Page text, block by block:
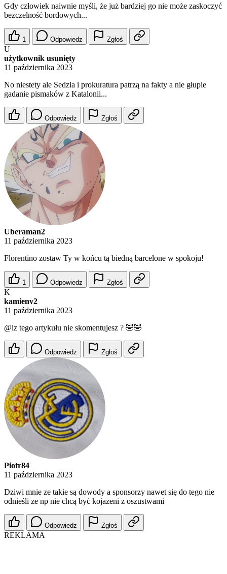
Gdy człowiek naiwnie myśli, że już bardziej go nie może zaskoczyć
bezczelność bordowych...
1 Odpowiedz Zgłoś
U
użytkownik usunięty
11 października 2023
No niestety ale Sedzia i prokuratura patrzą na fakty a nie głupie
gadanie pismaków z Katalonii...
Odpowiedz Zgłoś
Uberaman2
11 października 2023
Florentino zostaw Ty w końcu tą biedną barcelone w spokoju!
1 Odpowiedz Zgłoś
K
kamienv2
11 października 2023
@iz tego artykułu nie skomentujesz ? 🤣🤣
Odpowiedz Zgłoś
Piotr84
11 października 2023
Dziwi mnie ze takie są dowody a sponsorzy nawet się do tego nie
odnieśli ze np nie chcą być kojazeni z oszustwami
Odpowiedz Zgłoś
REKLAMA